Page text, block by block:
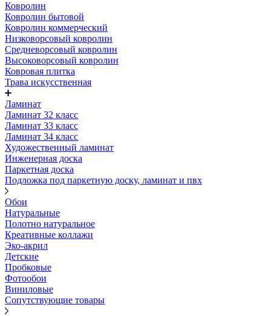
Ковролин
Ковролин бытовой
Ковролин коммерческий
Низковорсовый ковролин
Средневорсовый ковролин
Высоковорсовый ковролин
Ковровая плитка
Трава искусственная
Ламинат
Ламинат 32 класс
Ламинат 33 класс
Ламинат 34 класс
Художественный ламинат
Инженерная доска
Паркетная доска
Подложка под паркетную доску, ламинат и пвх
Обои
Натуральные
Полотно натуральное
Креативные коллажи
Эко-акрил
Детские
Пробковые
Фотообои
Виниловые
Сопутствующие товары